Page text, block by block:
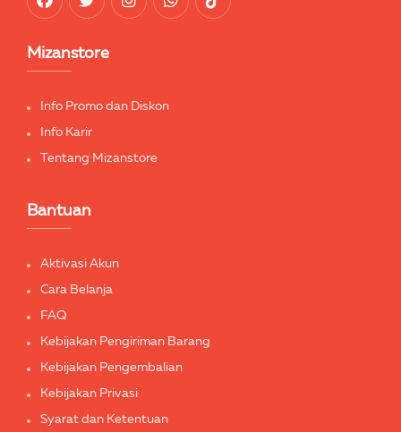
Mizanstore
Info Promo dan Diskon
Info Karir
Tentang Mizanstore
Bantuan
Aktivasi Akun
Cara Belanja
FAQ
Kebijakan Pengiriman Barang
Kebijakan Pengembalian
Kebijakan Privasi
Syarat dan Ketentuan